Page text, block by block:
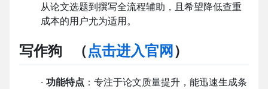
从论文选题到撰写全流程辅助，且希望降低查重
成本的用户尤为适用。
写作狗 （点击进入官网 ）
· 功能特点 ：专注于论文质量提升，能迅速生成条